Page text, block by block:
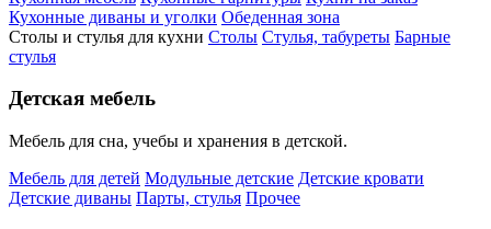
Кухонные диваны и уголки Обеденная зона
Столы и стулья для кухни Столы Стулья, табуреты Барные
стулья
Детская мебель
Мебель для сна, учебы и хранения в детской.
Мебель для детей Модульные детские Детские кровати
Детские диваны Парты, стулья Прочее